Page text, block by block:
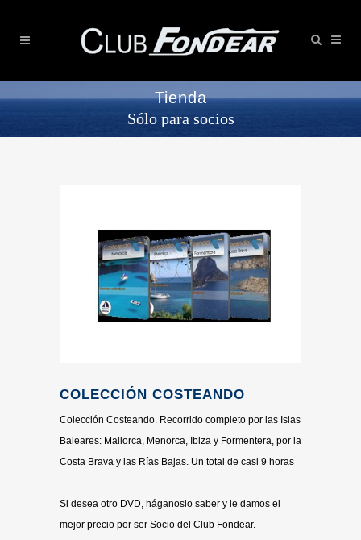
Tienda
Sólo para socios
COLECCIÓN COSTEANDO
Colección Costeando. Recorrido completo por las Islas
Baleares: Mallorca, Menorca, Ibiza y Formentera, por la
Costa Brava y las Rías Bajas. Un total de casi 9 horas
Si desea otro DVD, háganoslo saber y le damos el
mejor precio por ser Socio del Club Fondear.